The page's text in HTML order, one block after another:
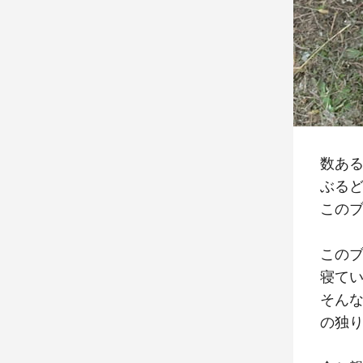
数あ
ぶる
この
この
寝て
そん
の独